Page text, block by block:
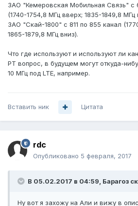
ЗАО "Кемеровская Мобильная Связь" с
(1740-1754,8 МГц вверх; 1835-1849,8 МГц
ЗАО "Скай-1800" с 811 по 855 канал
1865-1879,8 МГц вниз).
Что где используют и используют ли
РТ вопрос, в будущем могут откуда-
10 МГц под LTE, например.
Вставить ник Цитата
rdc
Опубликовано 5 февраля, 2017
В 05.02.2017 в 04:59, Барагоз
Ну вот я захожу на Али и вижу в